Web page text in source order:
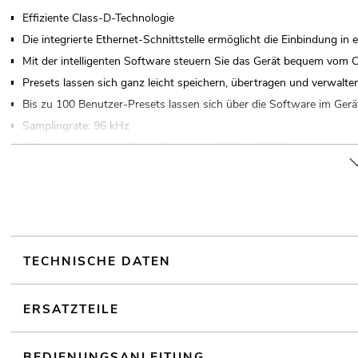
Effiziente Class-D-Technologie
Die integrierte Ethernet-Schnittstelle ermöglicht die Einbindung in
Mit der intelligenten Software steuern Sie das Gerät bequem vom
Presets lassen sich ganz leicht speichern, übertragen und
Bis zu 100 Benutzer-Presets lassen sich über die Software im
Samplingrate: 96 kHz
2 Betriebsarten einstellbar (Stereo oder Brücke/100V)
Sehr geringes Gewicht und kompakte Bauhöhe durch integriertes
Wählbare Filtertypen pro Equalizer: Bell, High Shelf, Low Shelf,
Zusätzlich bis zu 48 dB/Oktave in den Ausgängen mit Linkwitz-
2 Ethernet-Schnittstellen für einfaches Verkabeln
(19") 48,3 cm Rackeinbau 2 HE
TECHNISCHE DATEN
ERSATZTEILE